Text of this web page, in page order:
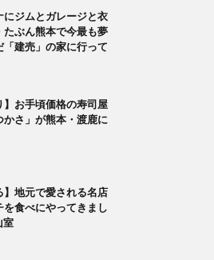
にジムとガレージと衣
たぶん熊本で今最も夢
「建売」の家に行って
】お手頃価格の寿司屋
かさ」が熊本・渡鹿に
】地元で愛される名店
を食べにやってきまし
室